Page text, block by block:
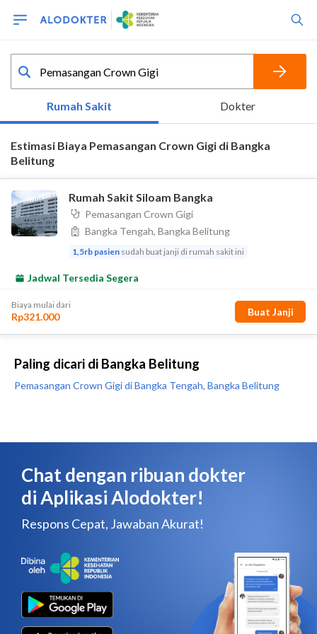
Paling dicari di Bangka Belitung
Pemasangan Crown Gigi di Bangka Tengah, Bangka Belitung